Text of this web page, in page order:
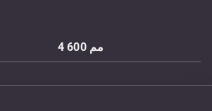
4 600 مم